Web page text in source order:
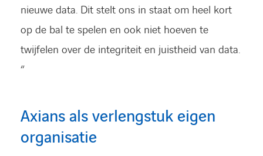
nieuwe data. Dit stelt ons in staat om heel kort
op de bal te spelen en ook niet hoeven te
twijfelen over de integriteit en juistheid van data.
“
Axians als verlengstuk eigen
organisatie